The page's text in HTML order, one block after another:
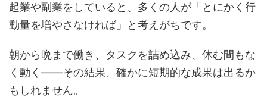
起業や副業をしていると、多くの人が「とにかく行
動量を増やさなければ」と考えがちです。
朝から晩まで働き、タスクを詰め込み、休む間もな
く動く――その結果、確かに短期的な成果は出るか
もしれません。